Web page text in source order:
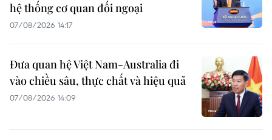
hệ thống cơ quan đối ngoại
07/08/2026 14:17
Đưa quan hệ Việt Nam-Australia đi
vào chiều sâu, thực chất và hiệu quả
07/08/2026 14:09